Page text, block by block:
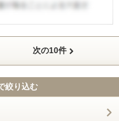
次の10件
絞り込む